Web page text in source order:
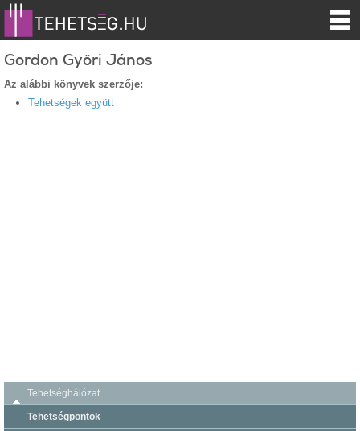
Gordon Győri János
Az alábbi könyvek szerzője:
Tehetségek együtt
Tehetséghálózat
Tehetségpontok